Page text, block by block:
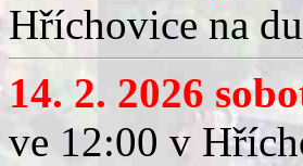
Hříchovice na
14. 2. 2026
ve 12:00 v